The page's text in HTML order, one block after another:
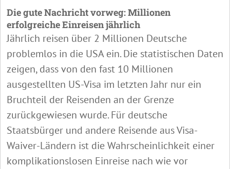
Die gute Nachricht vorweg: Millionen
erfolgreiche Einreisen jährlich
Jährlich reisen über 2 Millionen Deutsche
problemlos in die USA ein. Die statistischen Daten
zeigen, dass von den fast 10 Millionen
ausgestellten US-Visa im letzten Jahr nur ein
Bruchteil der Reisenden an der Grenze
zurückgewiesen wurde. Für deutsche
Staatsbürger und andere Reisende aus Visa-
Waiver-Ländern ist die Wahrscheinlichkeit einer
komplikationslosen Einreise nach wie vor